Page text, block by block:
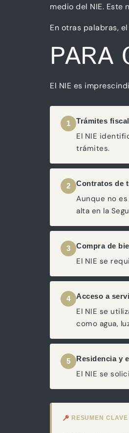
medio del NIE.
En otras palabras,
PARA
El NIE es
1 Trámites
El NIE
trámites.
2 Contratos de
Aunque no
alta en la
3 Compra de
El NIE se
4 Acceso a
El NIE se
como agua,
5 Residencia y
El NIE se
RESUMEN CLAVE